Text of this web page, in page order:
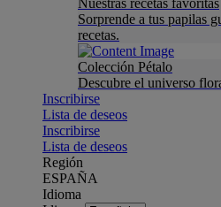
Nuestras recetas favoritas
Sorprende a tus papilas
recetas.
Colección Pétalo
Descubre el universo
Inscribirse
Lista de deseos
Inscribirse
Lista de deseos
Región
ESPAÑA
Idioma